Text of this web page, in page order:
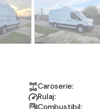
Caroserie:
Rulaj:
Combustibil: